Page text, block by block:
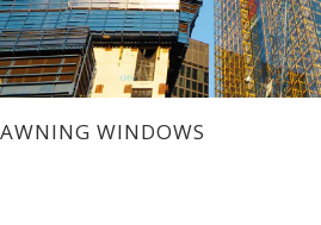
AWNING WINDOWS